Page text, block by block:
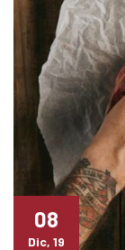
08
Dic, 19